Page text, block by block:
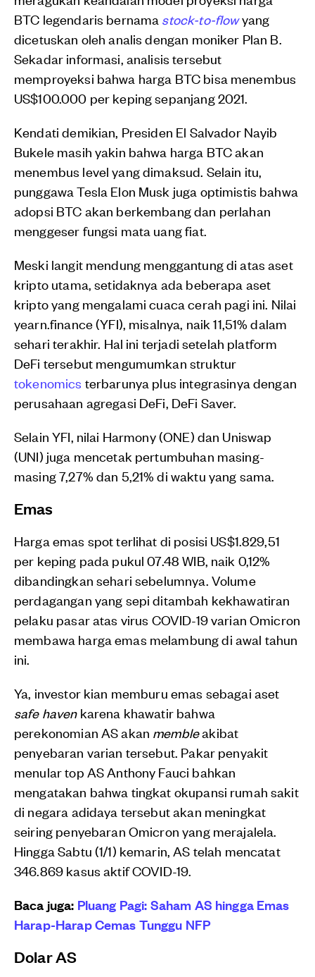
BTC legendaris bernama stock-to-flowyang
dicetuskan oleh analis dengan moniker Plan B.
Sekadar informasi, analisis tersebut
memproyeksi bahwa harga BTC bisa menembus
US$100.000 per keping sepanjang 2021.
Kendati demikian, Presiden El Salvador Nayib
Bukele masih yakin bahwa harga BTC akan
menembus level yang dimaksud. Selain itu,
punggawa Tesla Elon Musk juga optimistis bahwa
adopsi BTC akan berkembang dan perlahan
menggeser fungsi mata uang fiat.
Meski langit mendung menggantung di atas aset
kripto utama, setidaknya ada beberapa aset
kripto yang mengalami cuaca cerah pagi ini. Nilai
yearn.finance (YFI), misalnya, naik 11,51% dalam
sehari terakhir. Hal ini terjadi setelah platform
DeFi tersebut mengumumkan struktur
tokenomics terbarunya plus integrasinya dengan
perusahaan agregasi DeFi, DeFi Saver.
Selain YFI, nilai Harmony (ONE) dan Uniswap
(UNI) juga mencetak pertumbuhan masing-
masing 7,27% dan 5,21% di waktu yang sama.
Emas
Harga emas spot terlihat di posisi US$1.829,51
per keping pada pukul 07.48 WIB, naik 0,12%
dibandingkan sehari sebelumnya. Volume
perdagangan yang sepi ditambah kekhawatiran
pelaku pasar atas virus COVID-19 varian Omicron
membawa harga emas melambung di awal tahun
ini.
Ya, investor kian memburu emas sebagai aset
safe havenkarena khawatir bahwa
perekonomian AS akan membleakibat
penyebaran varian tersebut. Pakar penyakit
menular top AS Anthony Fauci bahkan
mengatakan bahwa tingkat okupansi rumah sakit
di negara adidaya tersebut akan meningkat
seiring penyebaran Omicron yang merajalela.
Hingga Sabtu (1/1) kemarin, AS telah mencatat
346.869 kasus aktif COVID-19.
Baca juga: Pluang Pagi: Saham AS hingga Emas
Harap-Harap Cemas Tunggu NFP
Dolar AS